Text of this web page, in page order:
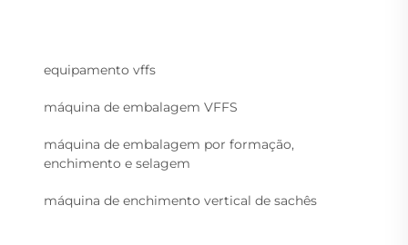
equipamento vffs
máquina de embalagem VFFS
máquina de embalagem por formação,
enchimento e selagem
máquina de enchimento vertical de sachês